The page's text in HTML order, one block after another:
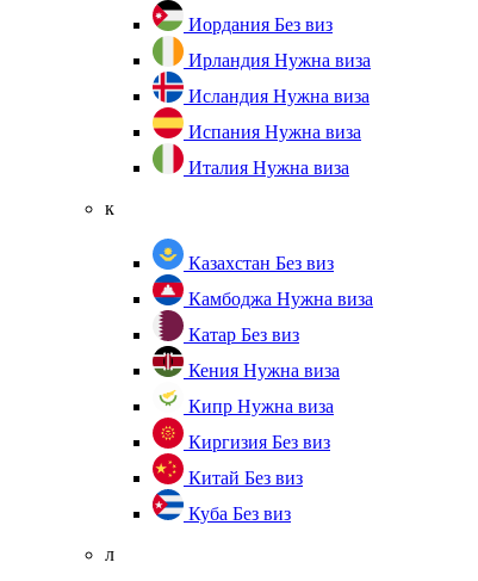
Иордания Без виз
Ирландия Нужна виза
Исландия Нужна виза
Испания Нужна виза
Италия Нужна виза
к
Казахстан Без виз
Камбоджа Нужна виза
Катар Без виз
Кения Нужна виза
Кипр Нужна виза
Киргизия Без виз
Китай Без виз
Куба Без виз
л